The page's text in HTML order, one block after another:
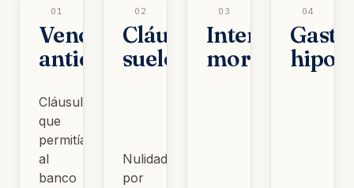
01
Vencimiento
anticipado
Cláusula
que
permitía
al
banco
02
Cláusula
suelo
Nulidad
por
03
Intereses
moratorios
04